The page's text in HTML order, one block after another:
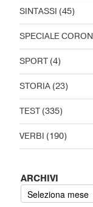
SINTASSI (45)
SPECIALE
SPORT (4)
STORIA (23)
TEST (335)
VERBI (190)
ARCHIVI